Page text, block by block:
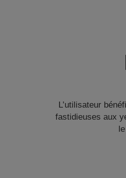
L’utilisateur
fastidieuses aux